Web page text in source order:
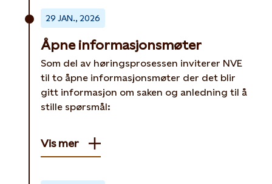
29 JAN., 2026
Åpne informasjonsmøter
Som del av høringsprosessen inviterer NVE
til to åpne informasjonsmøter der det blir
gitt informasjon om saken og anledning til å
stille spørsmål:
Vis mer